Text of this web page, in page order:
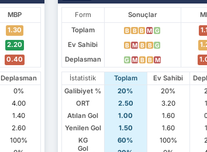
MBP
1.30
2.20
0.40
Deplasman
0%
4.00
1.40
2.60
100%
Form Sonuçlar
Toplam
B B B M G
Ev Sahibi
B M B B G
Deplasman
G M B B M
İstatistik Toplam Ev Sahibi
Galibiyet %
20% 20%
ORT
2.50 3.20
Atılan Gol
1.00 1.60
Yenilen Gol
1.50 1.60
KG
60% 100%
Gol